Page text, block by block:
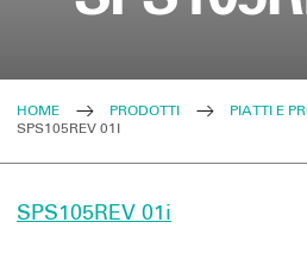
HOME PRODOTTI
PIATTI E
SPS105REV 01I
SPS105REV 01i